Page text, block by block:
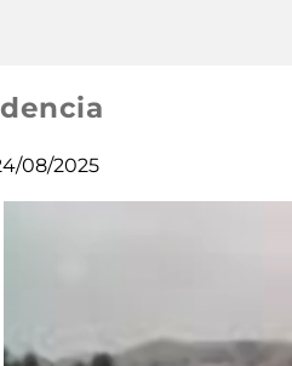
08/2025